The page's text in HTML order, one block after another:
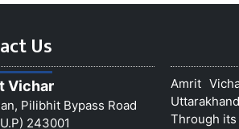
Us
Vichar
Pilibhit Bypass Road
243001
Amrit
Through